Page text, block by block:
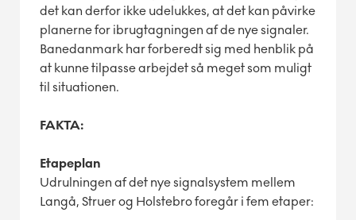
det kan derfor ikke udelukkes, at det kan påvirke
planerne for ibrugtagningen af de nye signaler.
Banedanmark har forberedt sig med henblik på
at kunne tilpasse arbejdet så meget som muligt
til situationen.
FAKTA:
Etapeplan
Udrulningen af det nye signalsystem mellem
Langå, Struer og Holstebro foregår i fem etaper: